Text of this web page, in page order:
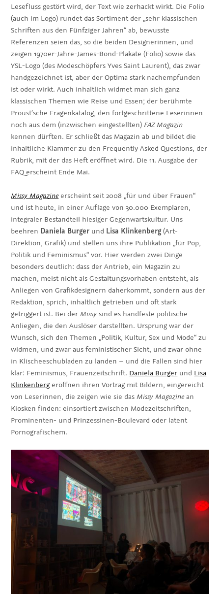
Lesefluss gestört wird, der Text wie zerhackt wirkt. Die Folio
(auch im Logo) rundet das Sortiment der „sehr klassischen
Schriften aus den Fünfziger Jahren“ ab, bewusste
Referenzen seien das, so die beiden Designerinnen, und
zeigen 1970er-Jahre-James-Bond-Plakate (Folio) sowie das
YSL-Logo (des Modeschöpfers Yves Saint Laurent), das zwar
handgezeichnet ist, aber der Optima stark nachempfunden
ist oder wirkt. Auch inhaltlich widmet man sich ganz
klassischen Themen wie Reise und Essen; der berühmte
Proust’sche Fragenkatalog, den fortgeschrittene Leserinnen
noch aus dem (inzwischen eingestellten) FAZ Magazin
kennen dürften. Er schließt das Magazin ab und bildet die
inhaltliche Klammer zu den Frequently Asked Questions, der
Rubrik, mit der das Heft eröffnet wird. Die 11. Ausgabe der
FAQ erscheint Ende Mai.
Missy Magazine erscheint seit 2008 „für und über Frauen“
und ist heute, in einer Auflage von 30.000 Exemplaren,
integraler Bestandteil hiesiger Gegenwartskultur. Uns
beehren Daniela Burger und Lisa Klinkenberg(Art-
Direktion, Grafik) und stellen uns ihre Publikation „für Pop,
Politik und Feminismus“ vor. Hier werden zwei Dinge
besonders deutlich: dass der Antrieb, ein Magazin zu
machen, meist nicht als Gestaltungsvorhaben entsteht, als
Anliegen von Grafikdesignern daherkommt, sondern aus der
Redaktion, sprich, inhaltlich getrieben und oft stark
getriggert ist. Bei derMissy sind es handfeste politische
Anliegen, die den Auslöser darstellten. Ursprung war der
Wunsch, sich den Themen „Politik, Kultur, Sex und Mode“ zu
widmen, und zwar aus feministischer Sicht, und zwar ohne
in Klischeeschubladen zu landen – und die Fallen sind hier
klar: Feminismus, Frauenzeitschrift. Daniela Burger und Lisa
Klinkenberg eröffnen ihren Vortrag mit Bildern, eingereicht
von Leserinnen, die zeigen wie sie dasMissy Magazinean
Kiosken finden: einsortiert zwischen Modezeitschriften,
Prominenten- und Prinzessinen-Boulevard oder latent
Pornografischem.